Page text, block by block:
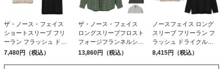
ザ・ノース・フェイス
ショートスリーブ フリ
ーラン フラッシュ ドラ
イクルー メンズレ ディ
7,480円（税込）
ザ・ノース・フェイス
ロングスリーブフロスト
フォージフランネルシャ
ツ THE NORTH FACE ア
13,860円（税込）
ノースフェイス ロング
スリーブ フリーラン フ
ラッシュ ドライクルー
THE NORTH FACE L/S
8,415円（税込）